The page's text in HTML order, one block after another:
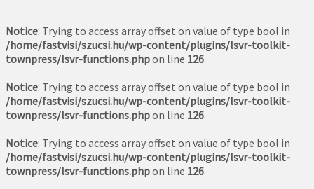
Notice: Trying to access array offset on value of type bool in
/home/fastvisi/szucsi.hu/wp-content/plugins/lsvr-toolkit-
townpress/lsvr-functions.phpon line 126
Notice: Trying to access array offset on value of type bool in
/home/fastvisi/szucsi.hu/wp-content/plugins/lsvr-toolkit-
townpress/lsvr-functions.phpon line 126
Notice: Trying to access array offset on value of type bool in
/home/fastvisi/szucsi.hu/wp-content/plugins/lsvr-toolkit-
townpress/lsvr-functions.phpon line 126